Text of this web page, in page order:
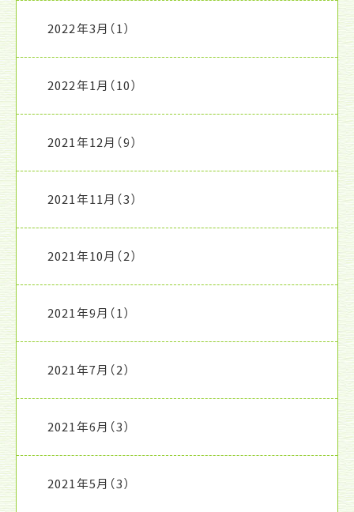
2022年3月 （1）
2022年1月 （10）
2021年12月 （9）
2021年11月 （3）
2021年10月 （2）
2021年9月 （1）
2021年7月 （2）
2021年6月 （3）
2021年5月 （3）